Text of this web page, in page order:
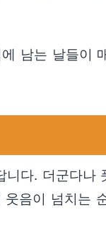
남는 날들이
다. 더군다나
음이 넘치는